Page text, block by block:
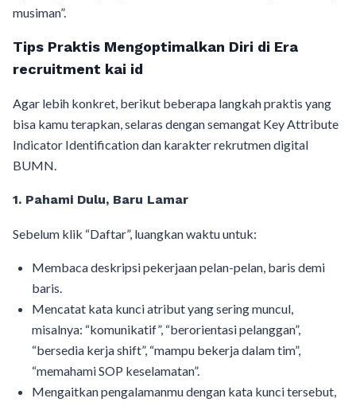
musiman”.
Tips Praktis Mengoptimalkan Diri di Era
recruitment kai id
Agar lebih konkret, berikut beberapa langkah praktis yang
bisa kamu terapkan, selaras dengan semangat Key Attribute
Indicator Identification dan karakter rekrutmen digital
BUMN.
1. Pahami Dulu, Baru Lamar
Sebelum klik “Daftar”, luangkan waktu untuk:
Membaca deskripsi pekerjaan pelan-pelan, baris demi
baris.
Mencatat kata kunci atribut yang sering muncul,
misalnya: “komunikatif”, “berorientasi pelanggan”,
“bersedia kerja shift”, “mampu bekerja dalam tim”,
“memahami SOP keselamatan”.
Mengaitkan pengalamanmu dengan kata kunci tersebut,